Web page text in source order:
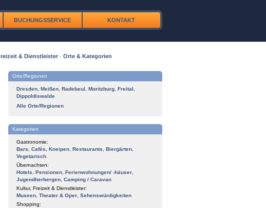
BUCHUNGSSERVICE KONTAKT
& Dienstleister · Orte & Kategorien
Orte/Regionen
Dresden Meißen Radebeul Moritzburg Freital
Dippoldiswalde
Alle Orte/Regionen
Kategorien
Gastronomie:
Bars
Cafés Kneipen Restaurants Biergärten
Vegetarisch
Übernachten:
Hotels
Pensionen Ferienwohnungen/ -häuser
Jugendherbergen Camping / Caravan
Kultur, Freizeit & Dienstleister:
Museen Theater & Oper Sehenswürdigkeiten
Shopping: